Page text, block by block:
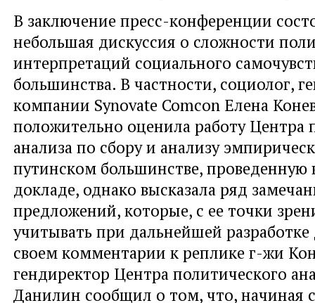
В заключение пресс-конференции
небольшая дискуссия о сложности
интерпретаций социального
большинства. В частности, социолог,
компании Synovate Comcon Елена
положительно оценила работу Центра
анализа по сбору и анализу
путинском большинстве, проведенную
докладе, однако высказала ряд
предложений, которые, с ее точки
учитывать при дальнейшей
своем комментарии к реплике г-жи
гендиректор Центра политического
Данилин сообщил о том, что, начиная